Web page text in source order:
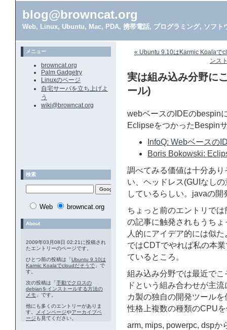
blog@browncat.org
Web, Linux, Ubuntu, Mac, PDA, 携帯電話, プログラミング, ソフト
« Ubuntu 9.10はKarmic Koalaで
ンス
実は組み込み分野に
ール)
webベースのIDEのbespin
EclipseをつかったBespin
InfoQ: Webベースの
Boris Bokowski:
調べてみる価値は十分あ
い、ヘッドレス(GUIなし
しているらしい。javaの開
ちょっと前のエントリで
の記事に触発されもうち
人的にアイデア的には似
ではCDTでやれば私の本
ているところ。
組み込み分野では最近で
ドという組み合わせが主
カ製の独自の開発ツール
性格上複数の種類のCPU
arm, mips, powerpc, dspか
メニュー
browncat.org
Palm Gadgetry
Linuxのページ
自宅サーバを立ち上げよ
う
wiki@browncat.org
検索
Web browncat.org
About
2009年03月08日 02:21に投稿され
たエントリーのページです。
ひとつ前の投稿は「Ubuntu 9.10は
Karmic Koalaでcloudだそうで 」で
す。
次の投稿は「手動でクロスの
debianをインストールする方法の
メモ 」です。
他にも多くのエントリーがありま
す。
メインページやアーカイブペ
ージ も見てください。